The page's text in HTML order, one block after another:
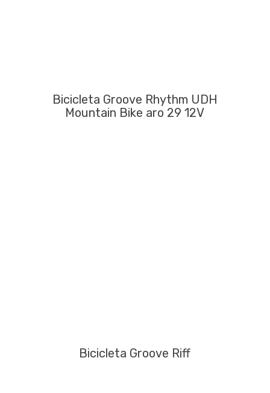
Bicicleta Groove Rhythm UDH
Mountain Bike aro 29 12V
Bicicleta Groove Riff